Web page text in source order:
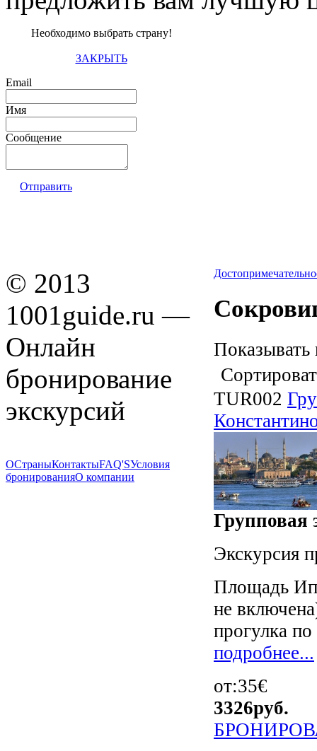
Необходимо выбрать страну!
ЗАКРЫТЬ
Email
Имя
Сообщение
Отправить
Показывать
TUR002
Групповая
Экскурсия
Площадь
не
прогулка
подробнее...
от:35€
3326руб.
© 2013
1001guide.ru —
Онлайн
бронирование
экскурсий
ОСтраныКонтактыFAQ'SУсловия
бронированияО компании